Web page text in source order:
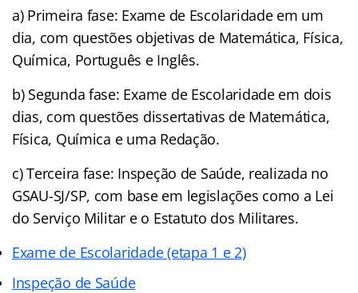
a) Primeira fase: Exame de Escolaridade em um
dia, com questões objetivas de Matemática, Física,
Química, Português e Inglês.
b) Segunda fase: Exame de Escolaridade em dois
dias, com questões dissertativas de Matemática,
Física, Química e uma Redação.
c) Terceira fase: Inspeção de Saúde, realizada no
GSAU-SJ/SP, com base em legislações como a Lei
do Serviço Militar e o Estatuto dos Militares.
Exame de Escolaridade (etapa 1 e 2)
Inspeção de Saúde